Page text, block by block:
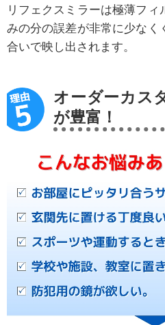
リフェクスミラーは極薄フ
みの分の誤差が非常に少なく
合いで映し出されます。
オーダーカス
が豊富！